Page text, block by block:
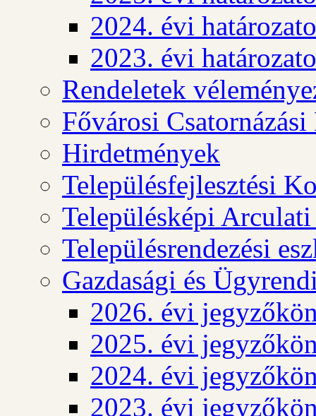
2024. évi
2023. évi
Rendeletek
Fővárosi
Hirdetmények
Településfejlesztési
Településképi
Településrendezési
Gazdasági és
2026. évi
2025. évi
2024. évi
2023. évi